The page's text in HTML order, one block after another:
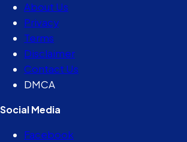
About Us
Privacy
Terms
Disclaimer
Contact Us
DMCA
Social Media
Facebook